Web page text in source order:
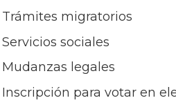
Trámites migratorios
Servicios sociales
Mudanzas legales
Inscripción para votar en